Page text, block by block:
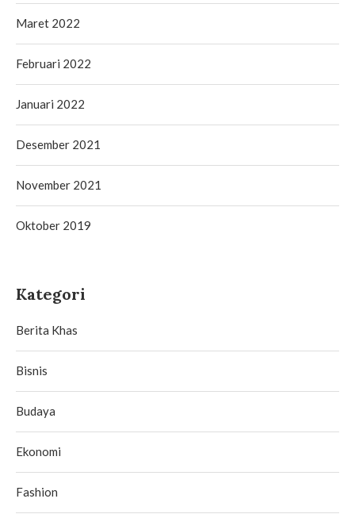
Maret 2022
Februari 2022
Januari 2022
Desember 2021
November 2021
Oktober 2019
Kategori
Berita Khas
Bisnis
Budaya
Ekonomi
Fashion